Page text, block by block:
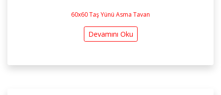
60x60 Taş Yünü Asma Tavan
Devamını Oku